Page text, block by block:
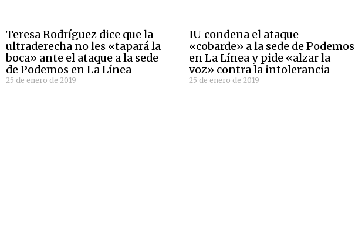
Teresa Rodríguez dice que la
ultraderecha no les «tapará la
boca» ante el ataque a la sede
de Podemos en La Línea
25 de enero de 2019
IU condena el ataque
«cobarde» a la sede de Podemos
en La Línea y pide «alzar la
voz» contra la intolerancia
25 de enero de 2019